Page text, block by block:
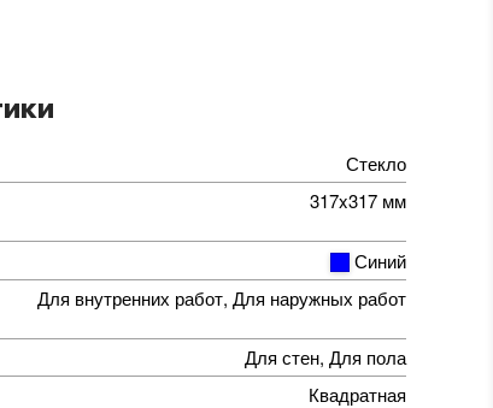
Стекло
317x317 мм
Синий
Для внутренних работ, Для наружных работ
Для стен, Для пола
Квадратная